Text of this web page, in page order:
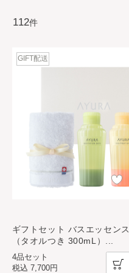
112件
ギフトセット バスエッセンス
（タオルつき 300mL） ...
GIFT配送
4品セット
税込 7,700円